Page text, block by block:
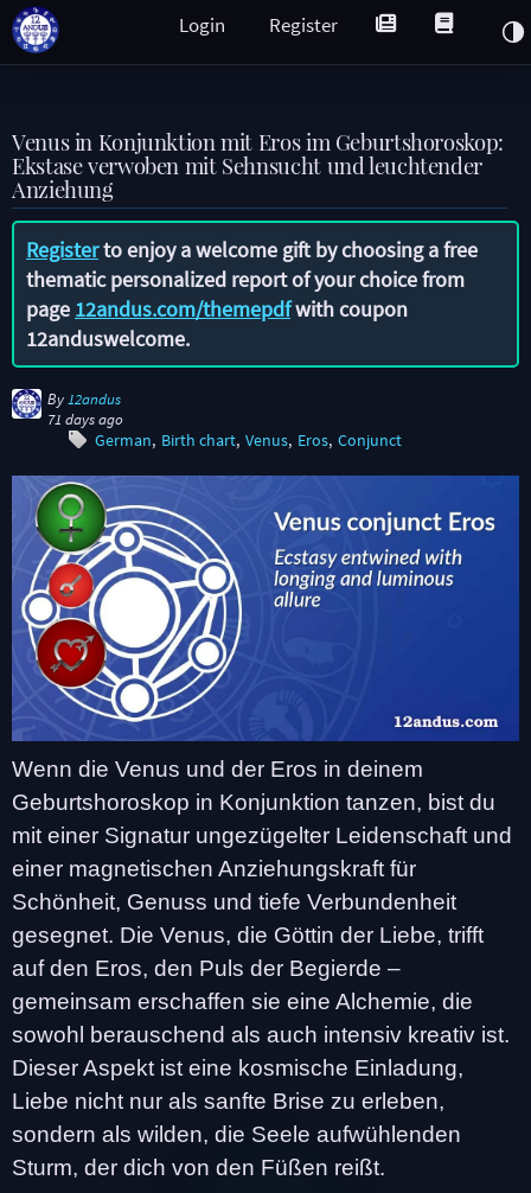
Register
Login
Venus in Konjunktion mit Eros im Geburtshoroskop:
Ekstase verwoben mit Sehnsucht und leuchtender
Anziehung
Registerto enjoy a welcome gift by choosing a free
thematic personalized report of your choice from
page 12andus.com/themepdfwith coupon
12anduswelcome.
By 12andus
71 days ago
German Birth chart Venus Eros Conjunct
Wenn die Venus und der Eros in deinem
Geburtshoroskop in Konjunktion tanzen, bist du
mit einer Signatur ungezügelter Leidenschaft und
einer magnetischen Anziehungskraft für
Schönheit, Genuss und tiefe Verbundenheit
gesegnet. Die Venus, die Göttin der Liebe, trifft
auf den Eros, den Puls der Begierde –
gemeinsam erschaffen sie eine Alchemie, die
sowohl berauschend als auch intensiv kreativ ist.
Dieser Aspekt ist eine kosmische Einladung,
Liebe nicht nur als sanfte Brise zu erleben,
sondern als wilden, die Seele aufwühlenden
Sturm, der dich von den Füßen reißt.